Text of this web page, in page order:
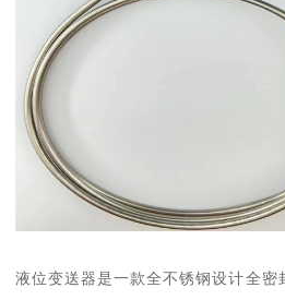
液位变送器是一款全不锈钢设计全密